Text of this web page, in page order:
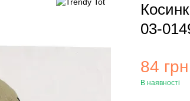
03-
84 грн
В наявності